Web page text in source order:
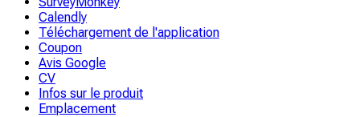
Calendly
Téléchargement de l'application
Coupon
Avis Google
CV
Infos sur le produit
Emplacement